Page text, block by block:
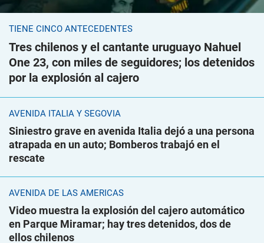
TIENE CINCO ANTECEDENTES
Tres chilenos y el cantante uruguayo Nahuel
One 23, con miles de seguidores; los detenidos
por la explosión al cajero
AVENIDA ITALIA Y SEGOVIA
Siniestro grave en avenida Italia dejó a una persona
atrapada en un auto; Bomberos trabajó en el
rescate
AVENIDA DE LAS AMÉRICAS
Video muestra la explosión del cajero automático
en Parque Miramar; hay tres detenidos, dos de
ellos chilenos